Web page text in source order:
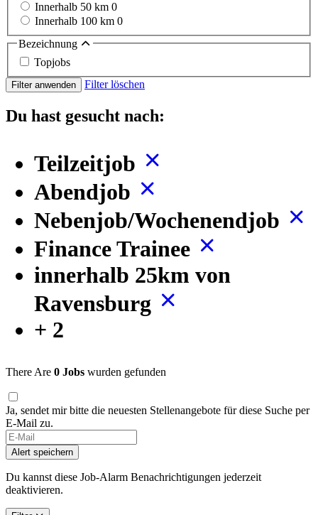
Innerhalb 50 km 0
Innerhalb 100 km 0
Bezeichnung
Topjobs
Filter anwenden Filter löschen
Du hast gesucht nach:
Teilzeitjob
Abendjob
Nebenjob/Wochenendjob
Finance Trainee
innerhalb 25km von
Ravensburg
+ 2
There Are 0 Jobs wurden gefunden
Ja, sendet mir bitte die neuesten Stellenangebote für diese Suche per
E-Mail zu.
Alert speichern
Du kannst diese Job-Alarm Benachrichtigungen jederzeit
deaktivieren.